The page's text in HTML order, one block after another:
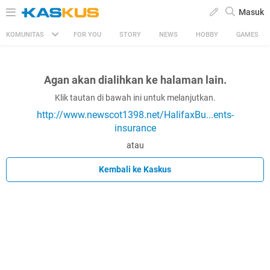
Masuk
KOMUNITAS FOR YOU STORY NEWS HOBBY GAMES
Agan akan dialihkan ke halaman lain.
Klik tautan di bawah ini untuk melanjutkan.
http://www.newscot1398.net/HalifaxBu...ents-
insurance
atau
Kembali ke Kaskus